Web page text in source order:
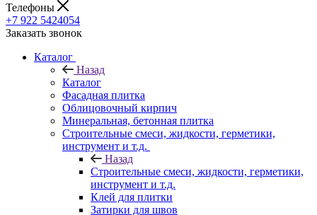
Телефоны
+7 922 5424054
Заказать звонок
Каталог
Назад
Каталог
Фасадная плитка
Облицовочный кирпич
Минеральная, бетонная плитка
Строительные смеси, жидкости, герметики,
инструмент и т.д.
Назад
Строительные смеси, жидкости, герметики,
инструмент и т.д.
Клей для плитки
Затирки для швов